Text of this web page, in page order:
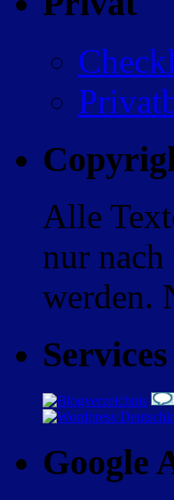
Alle
nur
werden.
Services
Google